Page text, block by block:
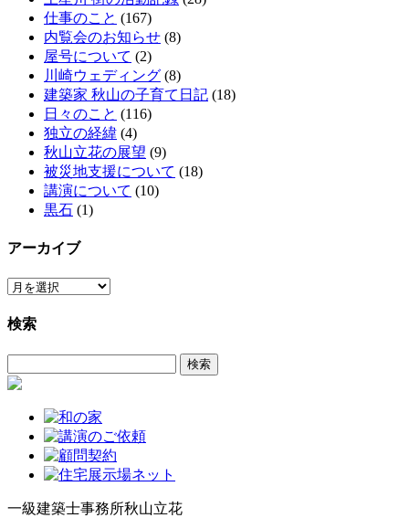
仕事のこと (167)
内覧会のお知らせ (8)
屋号について (2)
川崎ウェディング (8)
建築家 秋山の子育て日記 (18)
日々のこと (116)
独立の経緯 (4)
秋山立花の展望 (9)
被災地支援について (18)
講演について (10)
黒石 (1)
アーカイブ
ア
カ
検索
索:
一級建築士事務所秋山立花